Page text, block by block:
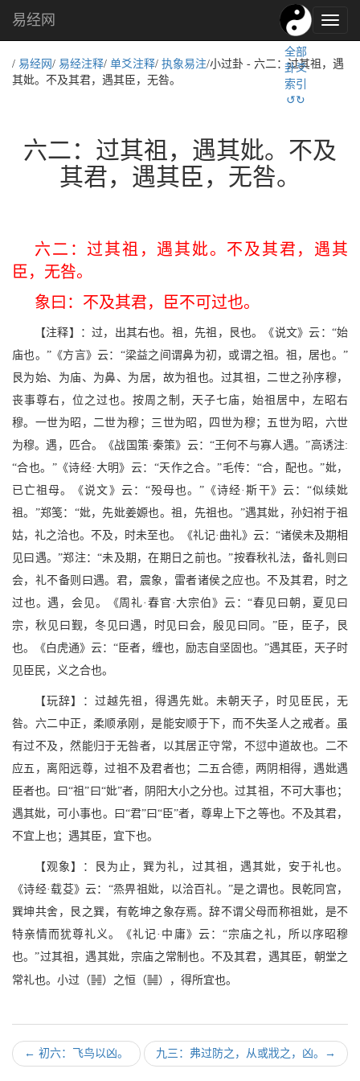
易
经
化,
易经网
全部
卦爻
索引
↺↻
/ 易经网 / 易经注释/ 单爻注释/ 执象易注/小过卦 - 六二：过其祖，遇
其妣。不及其君，遇其臣，无咎。
六二：过其祖，遇其妣。不及
其君，遇其臣，无咎。
六二：过其祖，遇其妣。不及其君，遇其
臣，无咎。
象曰：不及其君，臣不可过也。
【注释】：过，出其右也。祖，先祖，艮也。《说文》云：“始
庙也。”《方言》云：“梁益之间谓鼻为初，或谓之祖。祖，居也。”
艮为始、为庙、为鼻、为居，故为祖也。过其祖，二世之孙序穆，
丧事尊右，位之过也。按周之制，天子七庙，始祖居中，左昭右
穆。一世为昭，二世为穆；三世为昭，四世为穆；五世为昭，六世
为穆。遇，匹合。《战国策·秦策》云：“王何不与寡人遇。”高诱注:
“合也。”《诗经·大明》云：“天作之合。”毛传：“合，配也。”妣，
已亡祖母。《说文》云：“殁母也。”《诗经·斯干》云：“似续妣
祖。”郑笺：“妣，先妣姜嫄也。祖，先祖也。”遇其妣，孙妇祔于祖
姑，礼之洽也。不及，时未至也。《礼记·曲礼》云：“诸侯未及期相
见曰遇。”郑注：“未及期，在期日之前也。”按春秋礼法，备礼则曰
会，礼不备则曰遇。君，震象，雷者诸侯之应也。不及其君，时之
过也。遇，会见。《周礼·春官·大宗伯》云：“春见曰朝，夏见曰
宗，秋见曰觐，冬见曰遇，时见曰会，殷见曰同。”臣，臣子，艮
也。《白虎通》云：“臣者，缠也，励志自坚固也。”遇其臣，天子时
见臣民，义之合也。
【玩辞】：过越先祖，得遇先妣。未朝天子，时见臣民，无
咎。六二中正，柔顺承刚，是能安顺于下，而不失圣人之戒者。虽
有过不及，然能归于无咎者，以其居正守常，不愆中道故也。二不
应五，离阳远尊，过祖不及君者也；二五合德，两阴相得，遇妣遇
臣者也。曰“祖”曰“妣”者，阴阳大小之分也。过其祖，不可大事也；
遇其妣，可小事也。曰“君”曰“臣”者，尊卑上下之等也。不及其君，
不宜上也；遇其臣，宜下也。
【观象】：艮为止，巽为礼，过其祖，遇其妣，安于礼也。
《诗经·载芟》云：“烝畀祖妣，以洽百礼。”是之谓也。艮乾同宫，
巽坤共舍，艮之巽，有乾坤之象存焉。辞不谓父母而称祖妣，是不
特亲情而犹尊礼义。《礼记·中庸》云：“宗庙之礼，所以序昭穆
也。”过其祖，遇其妣，宗庙之常制也。不及其君，遇其臣，朝堂之
常礼也。小过（<）之恒（/），得所宜也。
← 初六：飞鸟以凶。 九三：弗过防之，从或戕之，凶。 →